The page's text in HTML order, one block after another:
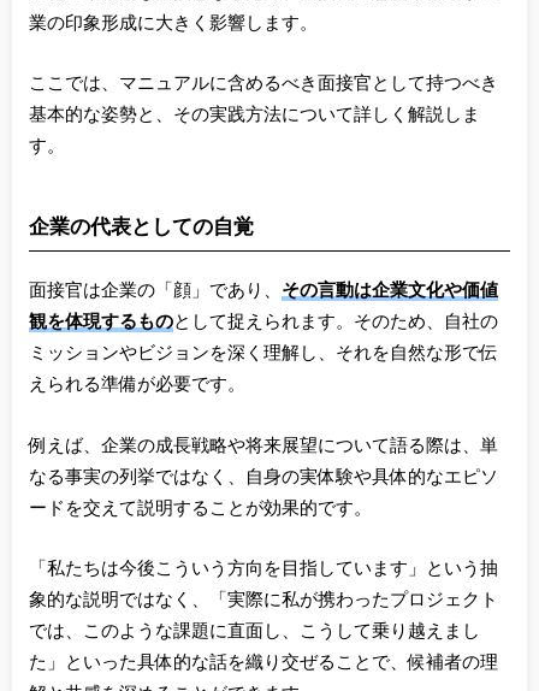
業の印象形成に大きく影響します。
ここでは、マニュアルに含めるべき面接官として持つべき
基本的な姿勢と、その実践方法について詳しく解説しま
す。
企業の代表としての自覚
面接官は企業の「顔」であり、 その言動は企業文化や価値
観を体現するものとして捉えられます。そのため、自社の
ミッションやビジョンを深く理解し、それを自然な形で伝
えられる準備が必要です。
例えば、企業の成長戦略や将来展望について語る際は、単
なる事実の列挙ではなく、自身の実体験や具体的なエピソ
ードを交えて説明することが効果的です。
「私たちは今後こういう方向を目指しています」という抽
象的な説明ではなく、「実際に私が携わったプロジェクト
では、このような課題に直面し、こうして乗り越えまし
た」といった具体的な話を織り交ぜることで、候補者の理